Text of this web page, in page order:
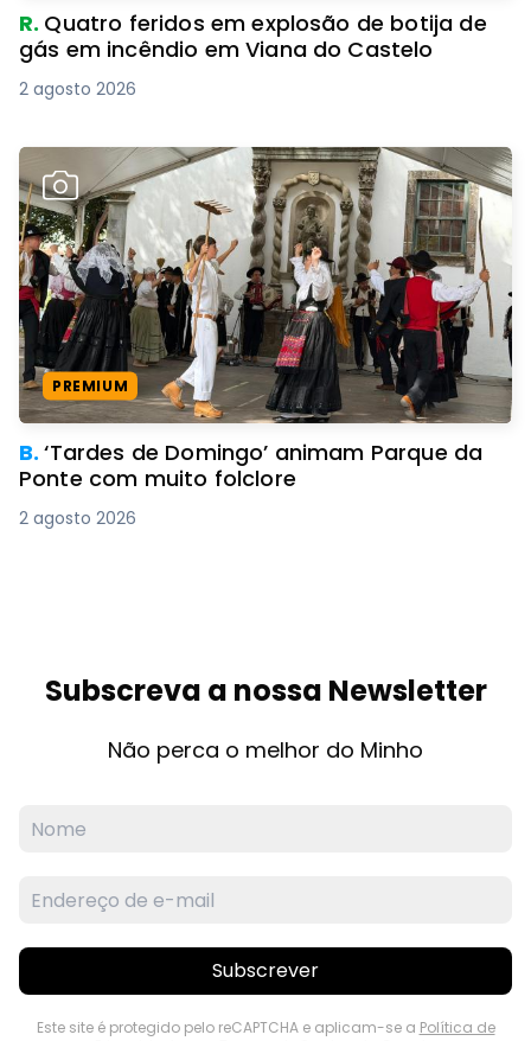
R. Quatro feridos em explosão de botija de
gás em incêndio em Viana do Castelo
2 agosto 2026
PREMIUM
B.‘Tardes de Domingo’ animam Parque da
Ponte com muito folclore
2 agosto 2026
Subscreva a nossa Newsletter
Não perca o melhor do Minho
Subscrever
Este site é protegido pelo reCAPTCHA e aplicam-se a Política de